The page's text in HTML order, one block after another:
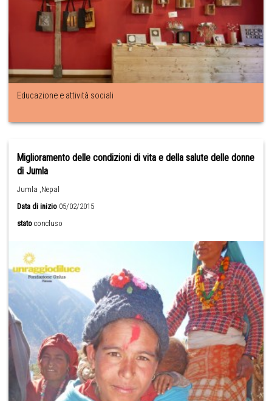
Educazione e attività sociali
Miglioramento delle condizioni di vita e della salute delle donne
di Jumla
Jumla ,Nepal
Data di inizio 05/02/2015
stato concluso